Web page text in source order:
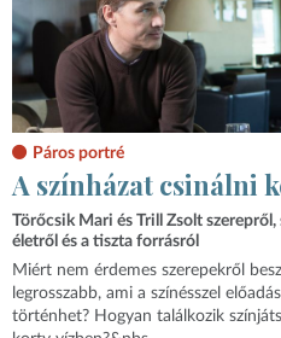
Páros portré
A színházat csinálni
Törőcsik Mari és Trill Zsolt szerepről,
életről és a tiszta forrásról
Miért nem érdemes szerepekről
legrosszabb, ami a színésszel
történhet? Hogyan találkozik